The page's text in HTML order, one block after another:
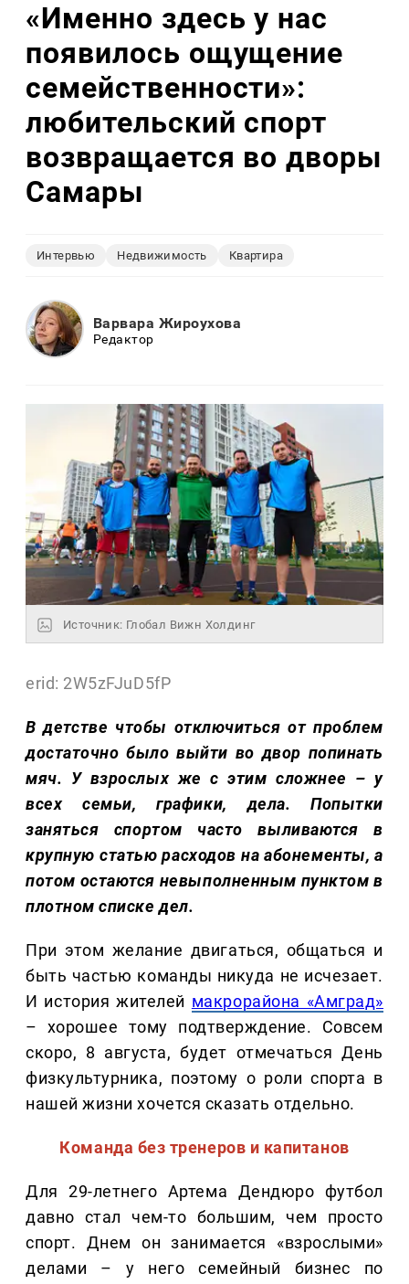
«Именно здесь у нас
появилось ощущение
семейственности»:
любительский спорт
возвращается во дворы
Самары
Интервью Недвижимость Квартира
Варвара Жироухова
Редактор
Источник: Глобал Вижн Холдинг
erid: 2W5zFJuD5fP
В детстве чтобы отключиться от проблем
достаточно было выйти во двор попинать
мяч. У взрослых же с этим сложнее – у
всех семьи, графики, дела. Попытки
заняться спортом часто выливаются в
крупную статью расходов на абонементы, а
потом остаются невыполненным пунктом в
плотном списке дел.
При этом желание двигаться, общаться и
быть частью команды никуда не исчезает.
И история жителей макрорайона «Амград»
– хорошее тому подтверждение. Совсем
скоро, 8 августа, будет отмечаться День
физкультурника, поэтому о роли спорта в
нашей жизни хочется сказать отдельно.
Команда без тренеров и капитанов
Для 29-летнего Артема Дендюро футбол
давно стал чем-то большим, чем просто
спорт. Днем он занимается «взрослыми»
делами – у него семейный бизнес по